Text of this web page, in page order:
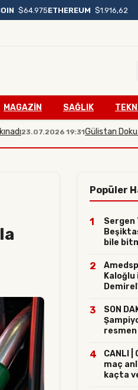
$64.975ETHEREUM $1.916,62
MAGAZİN SAĞLIK
19:31Gülistan Doku
Popüler
1
Sergen
bile
2
Kaloğlu
3
SON
4
CANLI
maç
kaçta